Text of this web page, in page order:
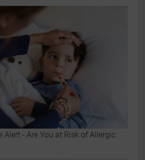
Alert - Are You at Risk of Allergic